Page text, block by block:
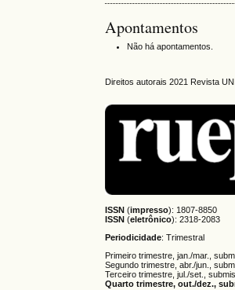
Apontamentos
Não há apontamentos.
Direitos autorais 2021 Revista
ISSN (impresso): 1807-8850
ISSN (eletrônico):2318-2083
Periodicidade: Trimestral
Primeiro trimestre, jan./mar.,
Segundo trimestre, abr./jun.,
Terceiro trimestre, jul./set.,
Quarto trimestre, out./dez.,